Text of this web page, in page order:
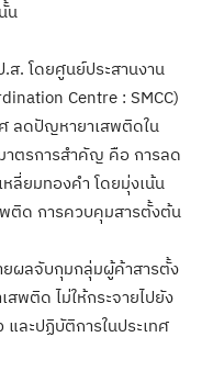
น
.ส. โดยศูนย์ประสานงาน
Centre : SMCC)
ลดปัญหายาเสพติดใน
าตรการสำคัญ คือ การลด
ลี่ยมทองคำ โดยมุ่งเน้น
พติด การควบคุมสารตั้งต้น
ยผลจับกุมกลุ่มผู้ค้าสารตั้ง
พติด ไม่ให้กระจายไปยัง
และปฏิบัติการในประเทศ